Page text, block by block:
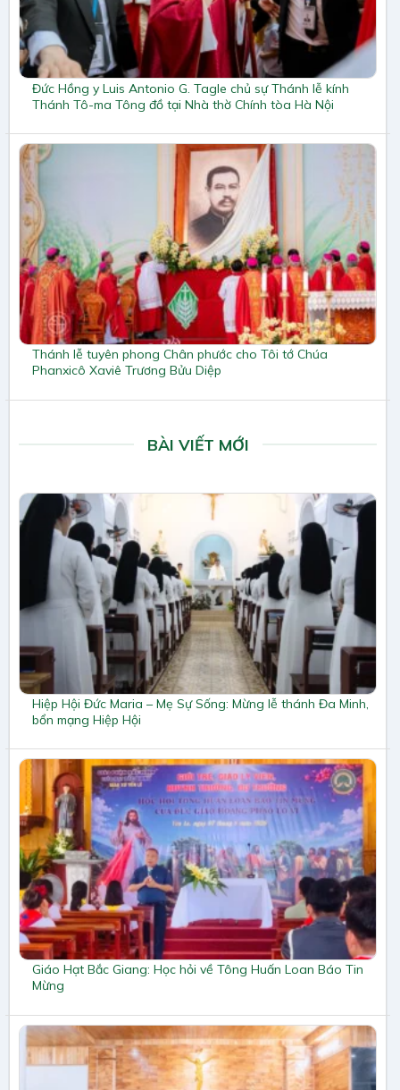
Đức Hồng y Luis Antonio G. Tagle chủ sự Thánh lễ kính
Thánh Tô-ma Tông đồ tại Nhà thờ Chính tòa Hà Nội
Thánh lễ tuyên phong Chân phước cho Tôi tớ Chúa
Phanxicô Xaviê Trương Bửu Diệp
BÀI VIẾT MỚI
Hiệp Hội Đức Maria – Mẹ Sự Sống: Mừng lễ thánh Đa Minh,
bổn mạng Hiệp Hội
Giáo Hạt Bắc Giang: Học hỏi về Tông Huấn Loan Báo Tin
Mừng